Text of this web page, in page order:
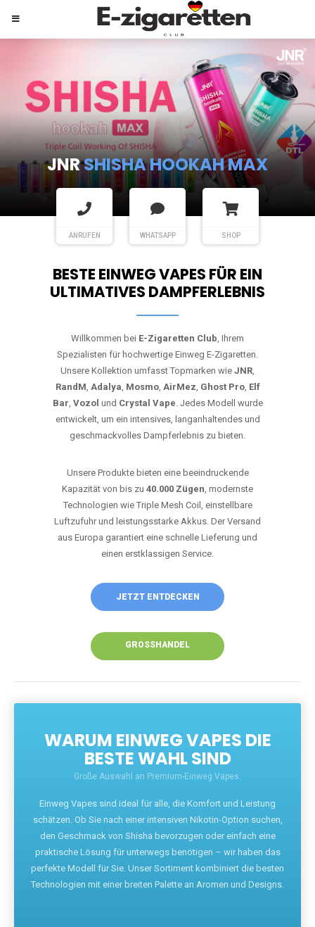
JNRSHISHA HOOKAH MAX
ANRUFEN WHATSAPP SHOP
BESTE EINWEG VAPES FÜR EIN
ULTIMATIVES DAMPFERLEBNIS
Willkommen bei E-Zigaretten Club, Ihrem
Spezialisten für hochwertige Einweg E-Zigaretten.
Unsere Kollektion umfasst Topmarken wie JNR,
RandM, Adalya, Mosmo, AirMez, Ghost Pro, Elf
Bar, Vozol und Crystal Vape. Jedes Modell wurde
entwickelt, um ein intensives, langanhaltendes und
geschmackvolles Dampferlebnis zu bieten.
Unsere Produkte bieten eine beeindruckende
Kapazität von bis zu 40.000 Zügen, modernste
Technologien wie Triple Mesh Coil, einstellbare
Luftzufuhr und leistungsstarke Akkus. Der Versand
aus Europa garantiert eine schnelle Lieferung und
einen erstklassigen Service.
JETZT ENTDECKEN
GROSSHANDEL
WARUM EINWEG VAPES DIE
BESTE WAHL SIND
Große Auswahl an Premium-Einweg Vapes.
Einweg Vapes sind ideal für alle, die Komfort und Leistung
schätzen. Ob Sie nach einer intensiven Nikotin-Option suchen,
den Geschmack von Shisha bevorzugen oder einfach eine
praktische Lösung für unterwegs benötigen – wir haben das
perfekte Modell für Sie. Unser Sortiment kombiniert die besten
Technologien mit einer breiten Palette an Aromen und Designs.